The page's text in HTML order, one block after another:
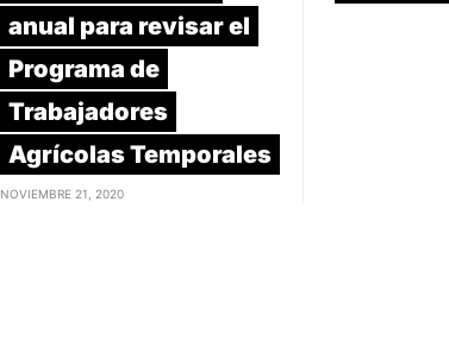
anual para revisar el
Programa de
Trabajadores
Agrícolas Temporales
NOVIEMBRE 21, 2020